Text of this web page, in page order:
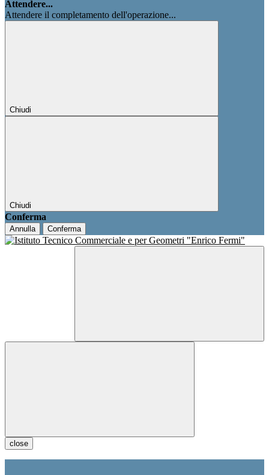
Attendere...
Attendere il completamento dell'operazione...
Chiudi
Chiudi
Conferma
Annulla Conferma
close